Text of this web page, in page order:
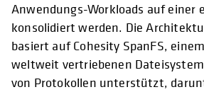
Anwendungs-Workloads auf einer
konsolidiert werden. Die
basiert auf Cohesity SpanFS,
weltweit vertriebenen
von Protokollen unterstützt,